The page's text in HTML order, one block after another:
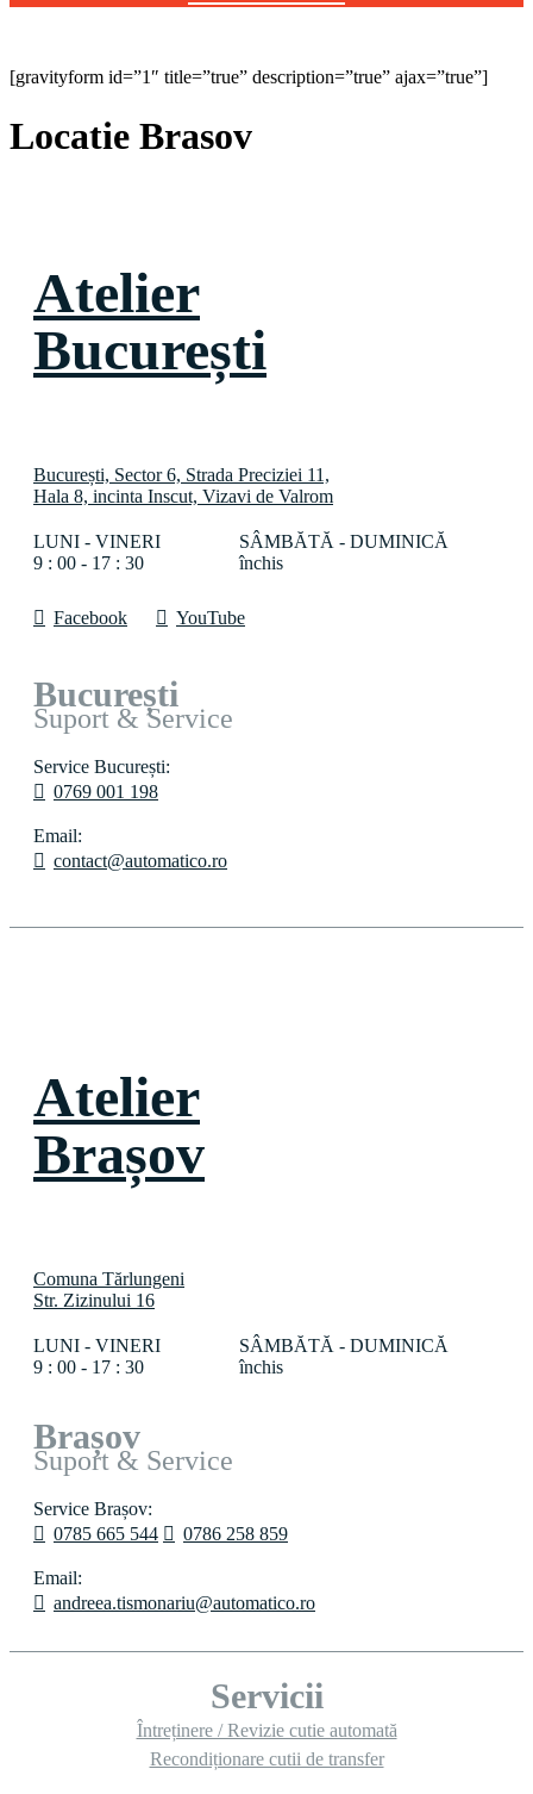
[gravityform id=”1″ title=”true” description=”true” ajax=”true”]
Locatie Brasov
Atelier
București
București, Sector 6, Strada Preciziei 11,
Hala 8, incinta Inscut, Vizavi de Valrom
LUNI - VINERI
9 : 00 - 17 : 30
SÂMBĂTĂ - DUMINICĂ
închis
Facebook YouTube
București
Suport & Service
Service București:
0769 001 198
Email:
contact@automatico.ro
Atelier
Brașov
Comuna Tărlungeni
Str. Zizinului 16
LUNI - VINERI
9 : 00 - 17 : 30
SÂMBĂTĂ - DUMINICĂ
închis
Brașov
Suport & Service
Service Brașov:
0785 665 544
0786 258 859
Email:
andreea.tismonariu@automatico.ro
Servicii
Întreținere / Revizie cutie automată
Recondiționare cutii de transfer